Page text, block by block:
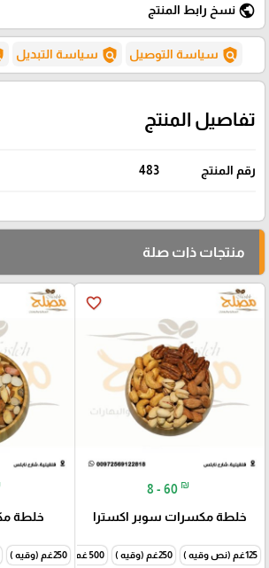
public نسخ رابط المنتج
policy سياسة التوصيل policy سياسة التبديل
تفاصيل المنتج
رقم المنتج 483
منتجات ذات صلة
favorite_border
8 - 60 ₪
خلطة مكسرات سوبر اكسترا
125غم (نص وقيه ) 250غم (وقيه ) 500 غم ( نص كيلو ) 1000غم
خلطة
250غم (وقيه )